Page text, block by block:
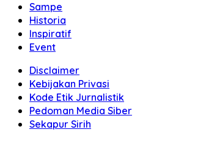
Sampe
Historia
Inspiratif
Event
Disclaimer
Kebijakan Privasi
Kode Etik Jurnalistik
Pedoman Media Siber
Sekapur Sirih